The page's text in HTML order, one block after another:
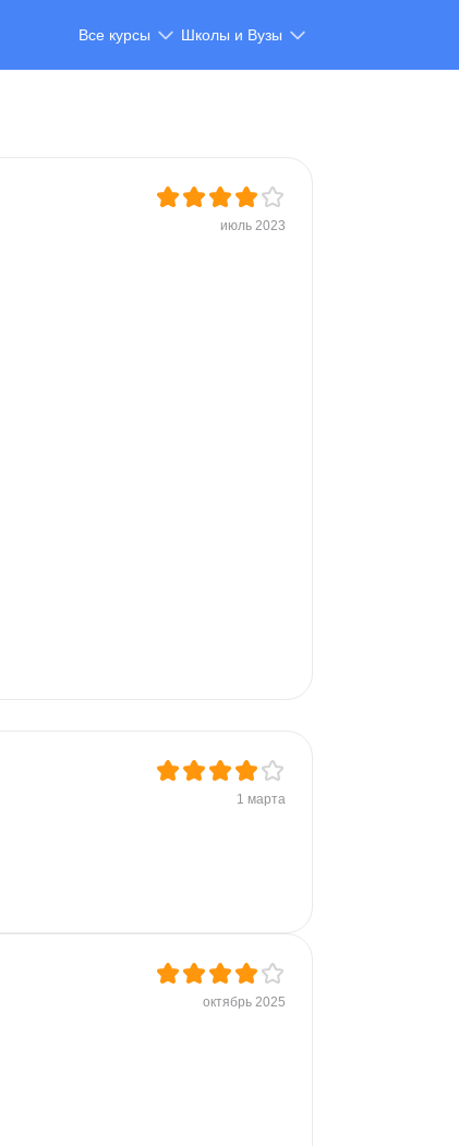
Все курсы Школы и Вузы
июль 2023
1 марта
октябрь 2025